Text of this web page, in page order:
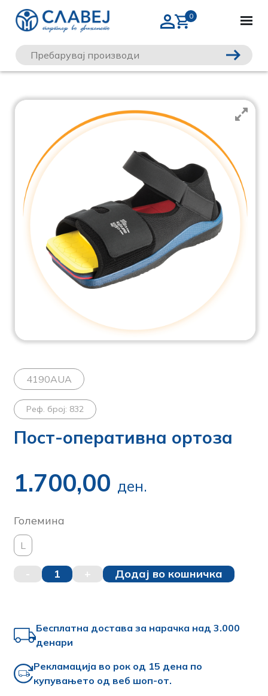
4190AUA
Реф. број: 832
Пост-оперативна ортоза
1.700,00 ден.
Големина
L
- 1 + Додај во кошничка
Бесплатна достава за нарачка над 3.000
денари
Рекламација во рок од 15 дена по
купувањето од веб шоп-от.